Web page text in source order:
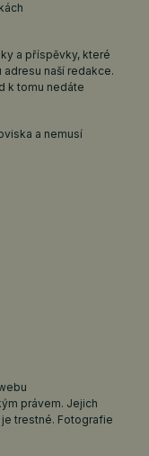
a příspěvky, které
naší redakce.
k tomu nedáte
a nemusí
právem. Jejich
trestné. Fotografie